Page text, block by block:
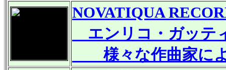
NOVATIQUA
エンリコ・ガッテ
様々な作曲家によ